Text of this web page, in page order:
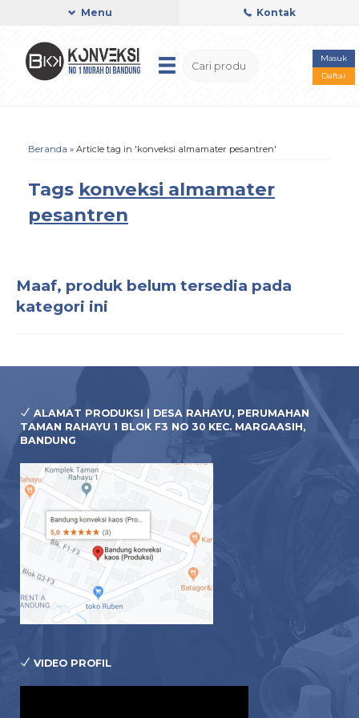
Menu Kontak
Masuk
Daftar
Beranda » Article tag in 'konveksi almamater pesantren'
Tags konveksi almamater
pesantren
Maaf, produk belum tersedia pada
kategori ini
ALAMAT PRODUKSI | DESA RAHAYU, PERUMAHAN
TAMAN RAHAYU 1 BLOK F3 NO 30 KEC. MARGAASIH,
BANDUNG
VIDEO PROFIL